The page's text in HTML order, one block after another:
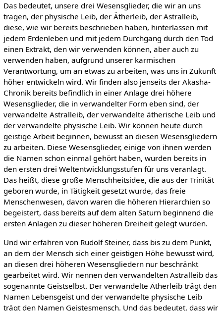
Das bedeutet, unsere drei Wesensglieder, die wir an uns
tragen, der physische Leib, der Ätherleib, der Astralleib,
diese, wie wir bereits beschrieben haben, hinterlassen mit
jedem Erdenleben und mit jedem Durchgang durch den Tod
einen Extrakt, den wir verwenden können, aber auch zu
verwenden haben, aufgrund unserer karmischen
Verantwortung, um an etwas zu arbeiten, was uns in Zukunft
höher entwickeln wird. Wir finden also jenseits der Akasha-
Chronik bereits befindlich in einer Anlage drei höhere
Wesensglieder, die in verwandelter Form eben sind, der
verwandelte Astralleib, der verwandelte ätherische Leib und
der verwandelte physische Leib. Wir können heute durch
geistige Arbeit beginnen, bewusst an diesen Wesensgliedern
zu arbeiten. Diese Wesensglieder, einige von ihnen werden
die Namen schon einmal gehört haben, wurden bereits in
den ersten drei Weltentwicklungsstufen für uns veranlagt.
Das heißt, diese große Menschheitsidee, die aus der Trinität
geboren wurde, in Tätigkeit gesetzt wurde, das freie
Menschenwesen, davon waren die höheren Hierarchien so
begeistert, dass bereits auf dem alten Saturn beginnend die
ersten Anlagen zu dieser höheren Dreiheit gelegt wurden.
Und wir erfahren von Rudolf Steiner, dass bis zu dem Punkt,
an dem der Mensch sich einer geistigen Höhe bewusst wird,
an diesen drei höheren Wesensgliedern nur beschränkt
gearbeitet wird. Wir nennen den verwandelten Astralleib das
sogenannte Geistselbst. Der verwandelte Ätherleib trägt den
Namen Lebensgeist und der verwandelte physische Leib
trägt den Namen Geistesmensch. Und das bedeutet, dass wir